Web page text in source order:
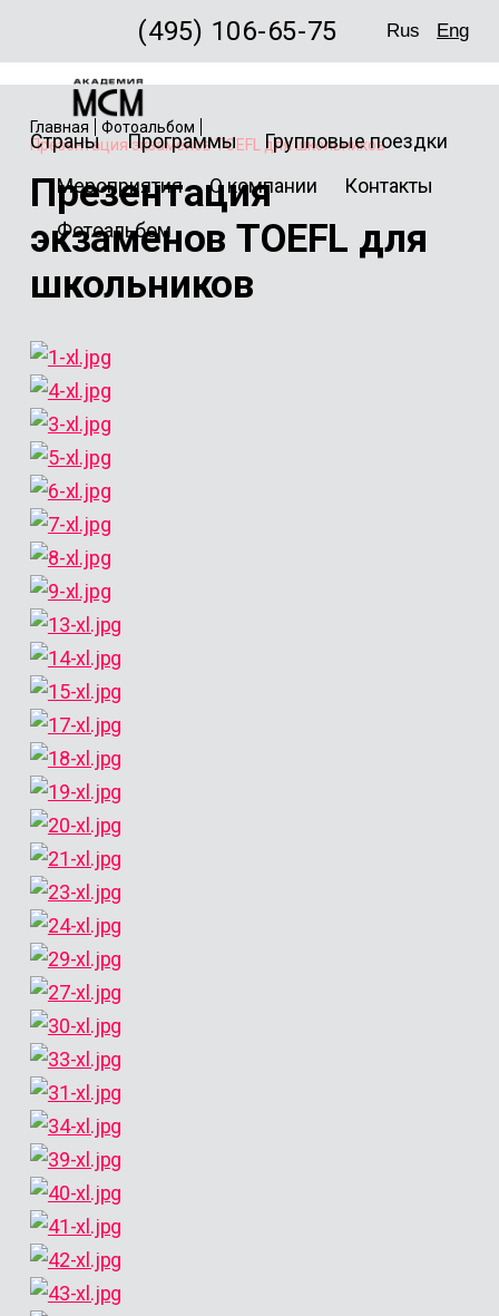
(495) 106-65-75 Rus Eng
Страны Программы
Групповые поездки
Мероприятия
О компании
Контакты
Фотоальбом
Главная
Фотоальбом
Презентация экзаменов TOEFL для школьников
Презентация
экзаменов TOEFL для
школьников